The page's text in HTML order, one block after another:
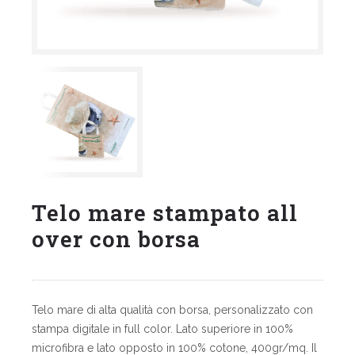
Telo mare stampato all
over con borsa
Telo mare di alta qualità con borsa, personalizzato con
stampa digitale in full color. Lato superiore in 100%
microfibra e lato opposto in 100% cotone, 400gr/mq. Il